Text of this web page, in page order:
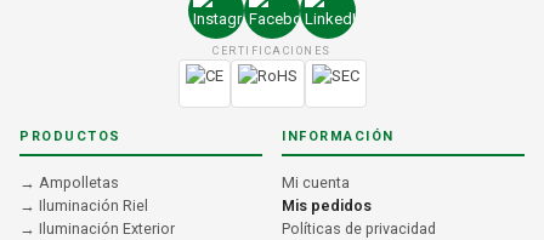
CERTIFICACIONES
PRODUCTOS
→ Ampolletas
→ Iluminación Riel
→ Iluminación Exterior
INFORMACIÓN
Mi cuenta
Mis pedidos
Políticas de privacidad